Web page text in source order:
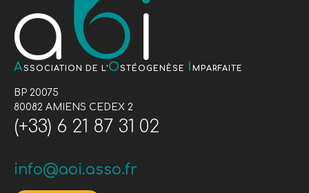
ASSOCIATION DE L'OSTÉOGENÈSE I MPARFAITE
BP 20075
80082 AMIENS CEDEX 2
(+33) 6 21 87 31 02
info@aoi.asso.fr